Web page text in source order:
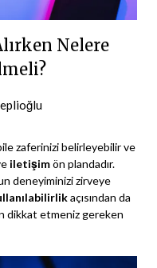
Nelere
zaferinizi belirleyebilir ve
iletişimön plandadır.
deneyiminizi zirveye
açısından da
dikkat etmeniz gereken